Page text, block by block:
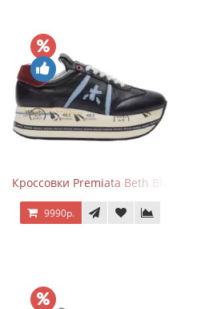
Кроссовки Premiata Beth Black Blue
9990р.